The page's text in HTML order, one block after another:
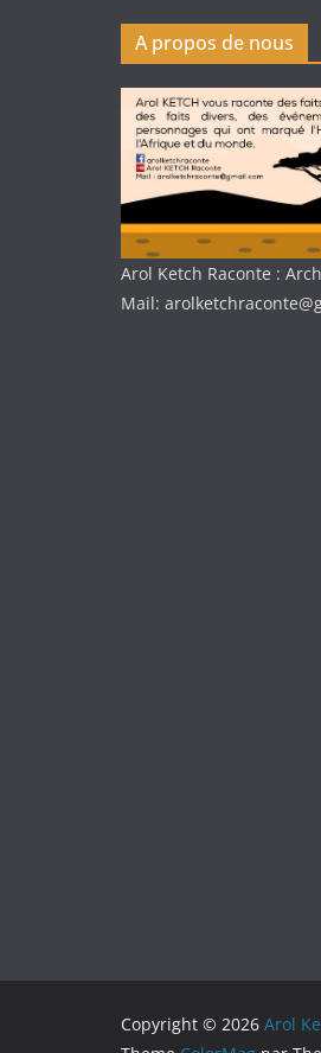
A propos de nous
Arol Ketch Raconte :
Mail:
Copyright © 2026 Arol